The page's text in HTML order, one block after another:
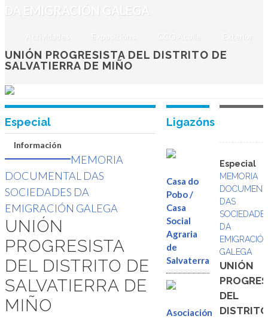
DA EMIGRACIÓN GALEGA
Actividades Exposicións CCG.Acolle Exterior
UNIÓN PROGRESISTA DEL DISTRITO DE
SALVATIERRA DE MIÑO
ata a actualidade
Xoves, 23 de maio de 2024
CONSELLODACULTURA.GAL
Especial
Información
MEMORIA
DOCUMENTAL DAS
SOCIEDADES DA
EMIGRACIÓN GALEGA
UNIÓN
PROGRESISTA
DEL DISTRITO DE
SALVATIERRA DE
MIÑO
Ligazóns
Casa do
Pobo /
Casa
Social
Agraria
de
Salvaterra
Asociación
Especial
MEMORIA
DAS
DA
GALEGA
UNIÓN
DEL